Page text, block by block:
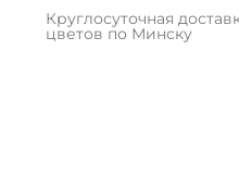
Круглосуточная
цветов по Минску